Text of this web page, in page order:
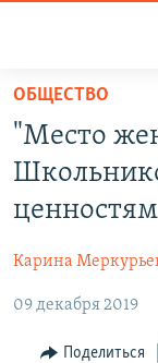
доступа
Вернуться
основному
Вернутся
навигации
ПРОГРАММЫ
АВТОРСКИЕ
МНЕНИЯ
КУЛЬТУРА
IDEL.РЕАЛИИ
ОБЩЕСТВО
"Место
ценностям
Карина
09 декабря 2019
Поделиться